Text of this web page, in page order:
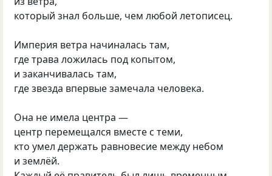
который знал больше, чем любой летописец.
Империя ветра начиналась там,
где трава ложилась под копытом,
и заканчивалась там,
где звезда впервые замечала человека.
Она не имела центра —
центр перемещался вместе с теми,
кто умел держать равновесие между небом
и землёй.